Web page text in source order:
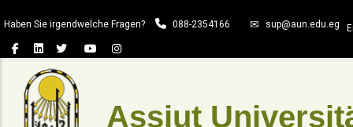
zum
Inhalt
Haben Sie irgendwelche Fragen? 088-2354166 sup@aun.edu.eg
Assiut